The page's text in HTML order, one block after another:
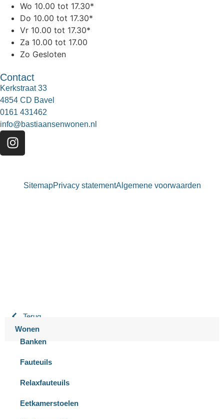
Wo 10.00 tot 17.30*
Do 10.00 tot 17.30*
Vr 10.00 tot 17.30*
Za 10.00 tot 17.00
Zo Gesloten
Contact
Kerkstraat 33
4854 CD Bavel
0161 431462
info@bastiaansenwonen.nl
SitemapPrivacy statementAlgemene voorwaarden
Terug
Wonen
Banken
Fauteuils
Relaxfauteuils
Eetkamerstoelen